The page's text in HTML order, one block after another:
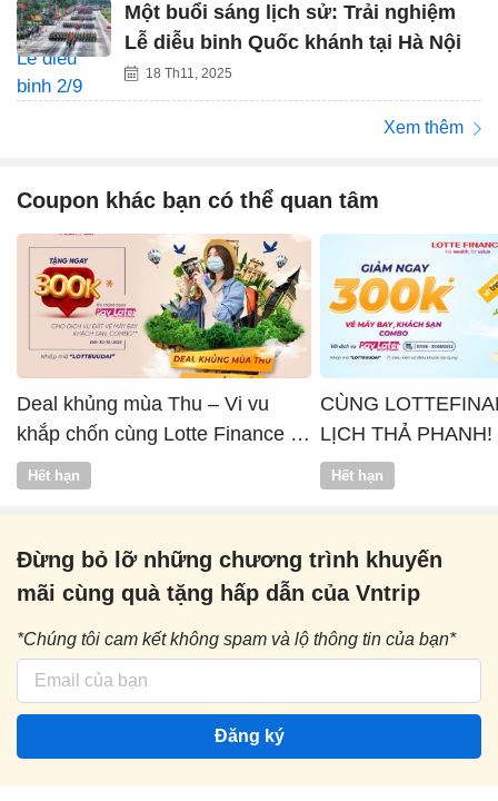
Một buổi sáng lịch sử: Trải nghiệm
Lễ diễu binh Quốc khánh tại Hà Nội
18 Th11, 2025
Xem thêm
Coupon khác bạn có thể quan tâm
Deal khủng mùa Thu – Vi vu
khắp chốn cùng Lotte Finance x
Vntrip
Hết hạn
CÙNG
LỊCH THẢ PHANH!
Hết hạn
Đừng bỏ lỡ những chương trình khuyến
mãi cùng quà tặng hấp dẫn của Vntrip
*Chúng tôi cam kết không spam và lộ thông tin của bạn*
Đăng ký